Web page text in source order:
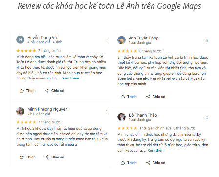
Review các khóa học kế toán Lê Ánh trên Google Maps